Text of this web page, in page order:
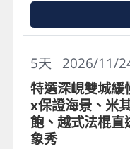
2026/11/
5天
特選深峴雙城緩
x保證海景、米
飽、越式法棍直
象秀